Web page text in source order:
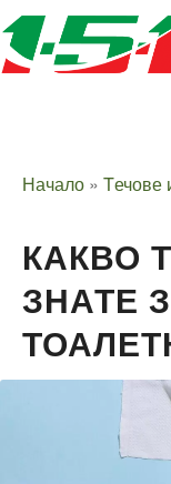
Начало » Tечове
КАКВО
ЗНАТЕ